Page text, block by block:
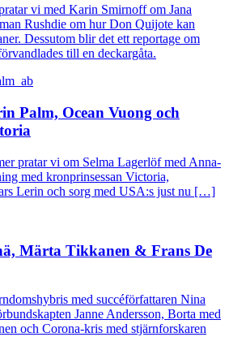
vi med Karin Smirnoff om Jana
Rushdie om hur Don Quijote kan
Dessutom blir det ett reportage om
till en deckargåta.
Palm, Ocean Vuong och
pratar vi om Selma Lagerlöf med Anna-
med kronprinsessan Victoria,
Lerin och sorg med USA:s just nu […]
Märta Tikkanen & Frans De
med succéförfattaren Nina
Janne Andersson, Borta med
och Corona-kris med stjärnforskaren